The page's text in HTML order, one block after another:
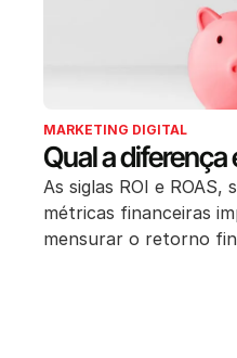
MARKETING DIGITAL
Qual a diferença
As siglas ROI e
métricas financeiras
mensurar o retorno